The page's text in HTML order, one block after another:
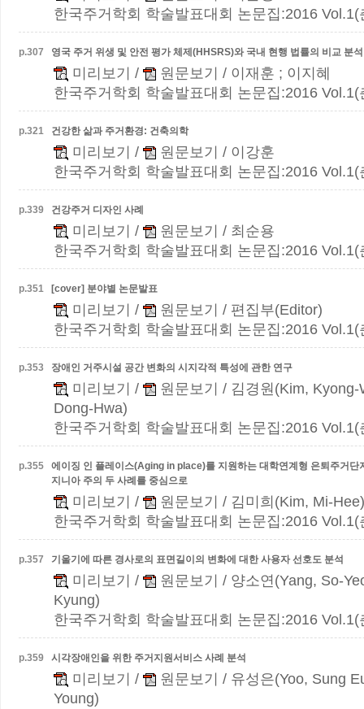
한국주거학회 학술발표대회 논문집:2016
p.307 영국 주거 위생 및 안전 평가 체제(HHSRS)와 국내 현행 법률의 비교 분석
미리보기 / 원문보기
/ 이재훈 ; 이지혜
한국주거학회 학술발표대회 논문집:2016
p.321 건강한 삶과 주거환경: 건축의학
미리보기 / 원문보기
/ 이강훈
한국주거학회 학술발표대회 논문집:2016
p.339 건강주거 디자인 사례
미리보기 / 원문보기
/ 최순용
한국주거학회 학술발표대회 논문집:2016
p.351 [cover] 분야별 논문발표
미리보기 / 원문보기
/ 편집부(Editor)
한국주거학회 학술발표대회 논문집:2016
p.353 장애인 거주시설 공간 변화의 시지각적 특성에 관한 연구
미리보기 / 원문보기
/ 김경원(Kim,
Dong-Hwa)
한국주거학회 학술발표대회 논문집:2016
p.355
에이징 인 플레이스(Aging in place)를 지원하는 대학연계형 은퇴주거단
지니아 주의 두 사례를 중심으로
미리보기 / 원문보기
/ 김미희(Kim, Mi-Hee)
한국주거학회 학술발표대회 논문집:2016
p.357 기울기에 따른 경사로의 표면길이의 변화에 대한 사용자 선호도 분석
미리보기 / 원문보기
/ 양소연(Yang, So-
Kyung)
한국주거학회 학술발표대회 논문집:2016
p.359 시각장애인을 위한 주거지원서비스 사례 분석
미리보기 / 원문보기
/ 유성은(Yoo, Sung
Young)